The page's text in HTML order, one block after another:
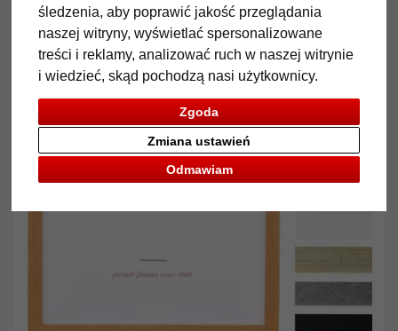
śledzenia, aby poprawić jakość przeglądania
naszej witryny, wyświetlać spersonalizowane
treści i reklamy, analizować ruch w naszej witrynie
i wiedzieć, skąd pochodzą nasi użytkownicy.
Zgoda
Odmawiam
Zmiana ustawień
Powrót